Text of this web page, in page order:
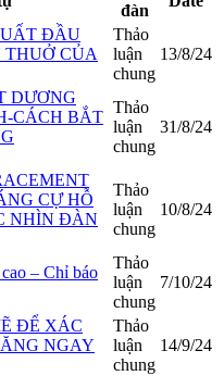
đàn
ĐẦU
CỦA
Thảo
luận
chung
13/8/24
DƯƠNG
CÁCH BẮT
Thảo
luận
chung
31/8/24
CỰ HỖ
NHÌN ĐÀN
Thảo
luận
chung
10/8/24
– Chỉ báo
Thảo
luận
chung
7/10/24
ĐỂ XÁC
NGAY
Thảo
luận
chung
14/9/24